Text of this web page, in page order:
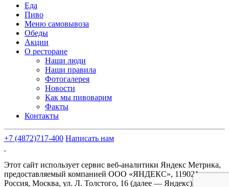
Еда
Пиво
Меню самовывоза
Обеды
Акции
О ресторане
Наши люди
Наши правила
Фотогалерея
Новости
Как мы пивоварим
Факты
Контакты
+7 (4872)717-400 Написать нам
Этот сайт использует сервис веб-аналитики Яндекс Метрика,
предоставляемый компанией ООО «ЯНДЕКС», 119021,
Россия, Москва, ул. Л. Толстого, 16 (далее — Яндекс).